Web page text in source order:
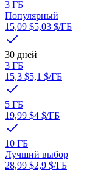
3 ГБ
Популярный
15,09 $5,03 $/ГБ
30 дней
3 ГБ
15,3 $5,1 $/ГБ
5 ГБ
19,99 $4 $/ГБ
10 ГБ
Лучший выбор
28,99 $2,9 $/ГБ